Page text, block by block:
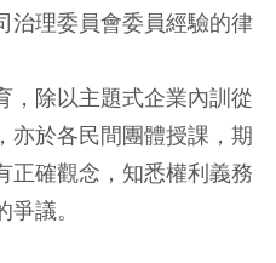
治理委員會委員經驗的律
，除以主題式企業內訓從
亦於各民間團體授課，期
正確觀念，知悉權利義務
議。